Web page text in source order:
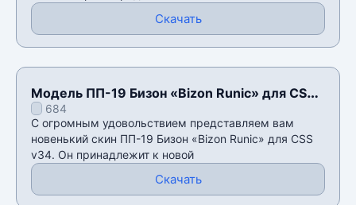
Скачать
Модель ПП-19 Бизон «Bizon Runic» для CSS
v34684
С огромным удовольствием представляем вам
новенький скин ПП-19 Бизон «Bizon Runic» для CSS
v34. Он принадлежит к новой
Скачать